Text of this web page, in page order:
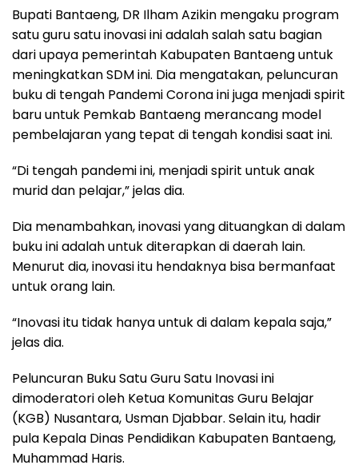
Bupati Bantaeng, DR Ilham Azikin mengaku program
satu guru satu inovasi ini adalah salah satu bagian
dari upaya pemerintah Kabupaten Bantaeng untuk
meningkatkan SDM ini. Dia mengatakan, peluncuran
buku di tengah Pandemi Corona ini juga menjadi spirit
baru untuk Pemkab Bantaeng merancang model
pembelajaran yang tepat di tengah kondisi saat ini.
“Di tengah pandemi ini, menjadi spirit untuk anak
murid dan pelajar,” jelas dia.
Dia menambahkan, inovasi yang dituangkan di dalam
buku ini adalah untuk diterapkan di daerah lain.
Menurut dia, inovasi itu hendaknya bisa bermanfaat
untuk orang lain.
“Inovasi itu tidak hanya untuk di dalam kepala saja,”
jelas dia.
Peluncuran Buku Satu Guru Satu Inovasi ini
dimoderatori oleh Ketua Komunitas Guru Belajar
(KGB) Nusantara, Usman Djabbar. Selain itu, hadir
pula Kepala Dinas Pendidikan Kabupaten Bantaeng,
Muhammad Haris.